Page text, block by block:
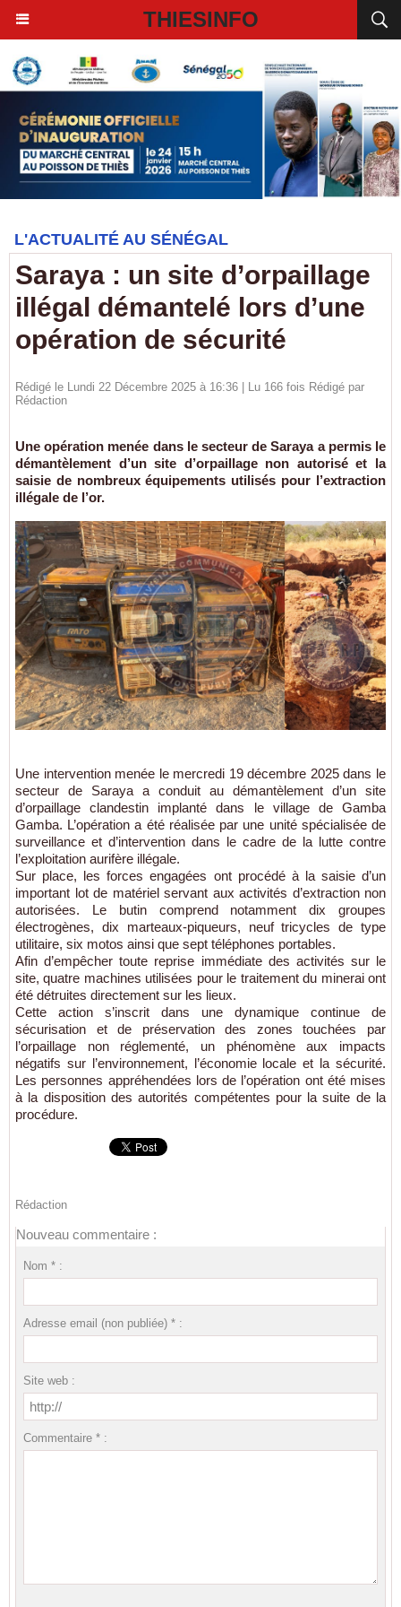
THIESINFO
L'ACTUALITÉ AU SÉNÉGAL
Saraya : un site d’orpaillage
illégal démantelé lors d’une
opération de sécurité
Rédigé le Lundi 22 Décembre 2025 à 16:36 | Lu 166 fois Rédigé par
Rédaction
Une opération menée dans le secteur de Saraya a permis le
démantèlement d’un site d’orpaillage non autorisé et la
saisie de nombreux équipements utilisés pour l’extraction
illégale de l’or.
Une intervention menée le mercredi 19 décembre 2025 dans le
secteur de Saraya a conduit au démantèlement d’un site
d’orpaillage clandestin implanté dans le village de Gamba
Gamba. L’opération a été réalisée par une unité spécialisée de
surveillance et d’intervention dans le cadre de la lutte contre
l’exploitation aurifère illégale.
Sur place, les forces engagées ont procédé à la saisie d’un
important lot de matériel servant aux activités d’extraction non
autorisées. Le butin comprend notamment dix groupes
électrogènes, dix marteaux-piqueurs, neuf tricycles de type
utilitaire, six motos ainsi que sept téléphones portables.
Afin d’empêcher toute reprise immédiate des activités sur le
site, quatre machines utilisées pour le traitement du minerai ont
été détruites directement sur les lieux.
Cette action s’inscrit dans une dynamique continue de
sécurisation et de préservation des zones touchées par
l’orpaillage non réglementé, un phénomène aux impacts
négatifs sur l’environnement, l’économie locale et la sécurité.
Les personnes appréhendées lors de l’opération ont été mises
à la disposition des autorités compétentes pour la suite de la
procédure.
Rédaction
Nouveau commentaire :
Nom * :
Adresse email (non publiée) * :
Site web :
Commentaire * :